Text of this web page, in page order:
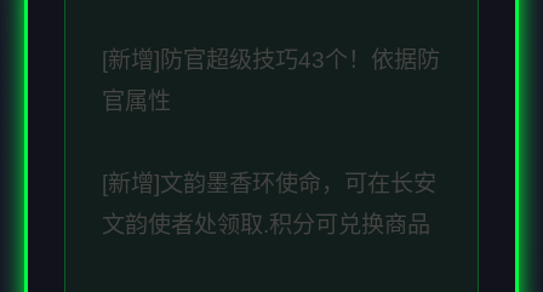
[新增]防官超级技巧43个！依据防
官属性
[新增]文韵墨香环使命，可在长安
文韵使者处领取.积分可兑换商品